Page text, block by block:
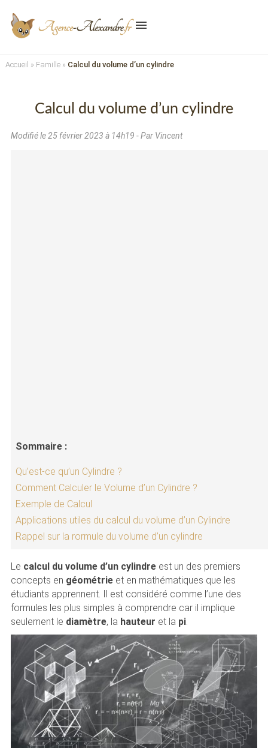
menu
Accueil » Famille» Calcul du volume d’un cylindre
Calcul du volume d’un cylindre
Modifié le25 février 2023 à 14h19 - Par Vincent
Sommaire :
Qu’est-ce qu’un Cylindre ?
Comment Calculer le Volume d’un Cylindre ?
Exemple de Calcul
Applications utiles du calcul du volume d’un Cylindre
Rappel sur la rormule du volume d’un cylindre
Le calcul du volume d’un cylindreest un des premiers
concepts en géométrieet en mathématiques que les
étudiants apprennent. Il est considéré comme l’une des
formules les plus simples à comprendre car il implique
seulement le diamètre, la hauteur et la pi.